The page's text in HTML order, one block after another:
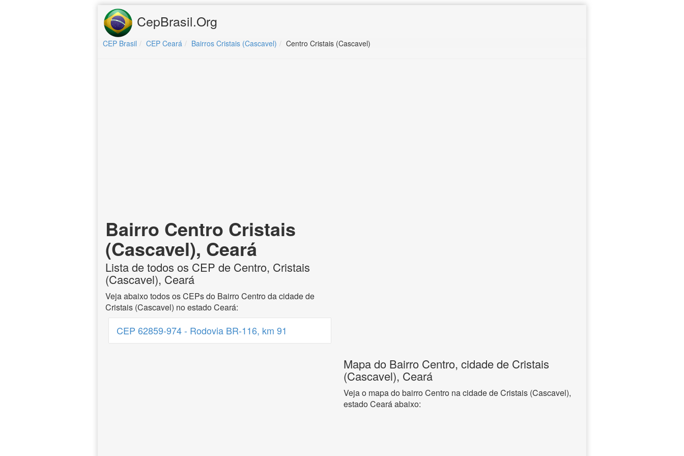
CepBrasil.Org
CEP Brasil CEP Ceará Bairros Cristais (Cascavel) Centro Cristais (Cascavel)
Bairro Centro Cristais
(Cascavel), Ceará
Lista de todos os CEP de Centro, Cristais
(Cascavel), Ceará
Veja abaixo todos os CEPs do Bairro Centro da cidade de
Cristais (Cascavel) no estado Ceará:
CEP 62859-974 - Rodovia BR-116, km 91
Mapa do Bairro Centro, cidade de Cristais
(Cascavel), Ceará
Veja o mapa do bairro Centro na cidade de Cristais (Cascavel),
estado Ceará abaixo: